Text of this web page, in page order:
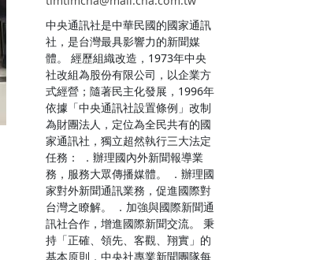
中央通訊社是中華民國的國家通訊
社，是台灣最具影響力的新聞媒
體。 經歷組織改造，1973年中央
社改組為股份有限公司，以企業方
式經營；隨著民主化發展，1996年
依據「中央通訊社設置條例」改制
為財團法人，定位為全民共有的國
家通訊社，獨立超然執行三大法定
任務： ．辦理國內外新聞報導業
務，服務大眾傳播媒體。 ．辦理國
家對外新聞通訊業務，促進國際對
台灣之瞭解。 ．加強與國際新聞通
訊社合作，增進國際新聞交流。 秉
持「正確、領先、客觀、翔實」的
基本原則，中央社專業新聞團隊每